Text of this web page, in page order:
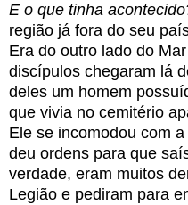
E o que tinha
região já fora do seu
Era do outro lado do
discípulos chegaram lá
deles um homem
que vivia no cemitério
Ele se incomodou com
deu ordens para que
verdade, eram muitos
Legião e pediram para